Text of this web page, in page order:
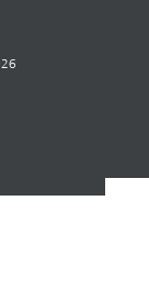
2026 © جميع الحقوق محفوظة